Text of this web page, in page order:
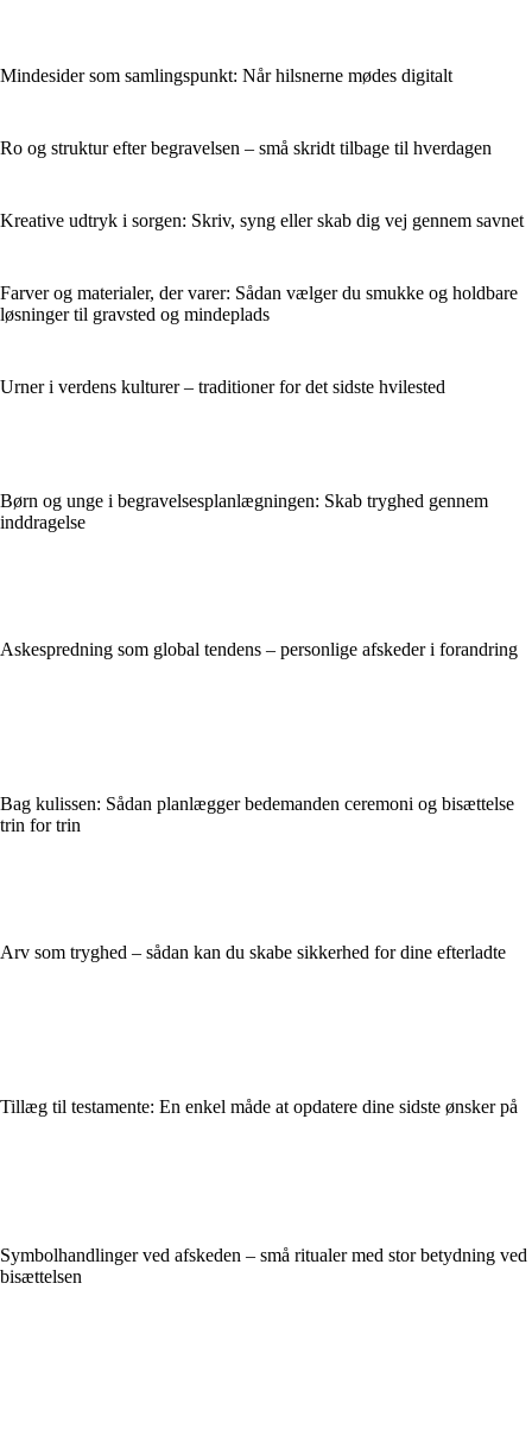
Mindesider som samlingspunkt: Når hilsnerne mødes digitalt
Ro og struktur efter begravelsen – små skridt tilbage til hverdagen
Kreative udtryk i sorgen: Skriv, syng eller skab dig vej gennem savnet
Farver og materialer, der varer: Sådan vælger du smukke og holdbare
løsninger til gravsted og mindeplads
Urner i verdens kulturer – traditioner for det sidste hvilested
Børn og unge i begravelsesplanlægningen: Skab tryghed gennem
inddragelse
Askespredning som global tendens – personlige afskeder i forandring
Bag kulissen: Sådan planlægger bedemanden ceremoni og bisættelse
trin for trin
Arv som tryghed – sådan kan du skabe sikkerhed for dine efterladte
Tillæg til testamente: En enkel måde at opdatere dine sidste ønsker på
Symbolhandlinger ved afskeden – små ritualer med stor betydning ved
bisættelsen